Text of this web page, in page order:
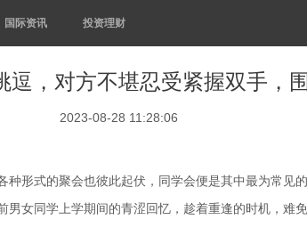
国际资讯 投资理财
逗，对方不堪忍受紧握双手，
2023-08-28 11:28:06
形式的聚会也彼此起伏，同学会便是其中最为常见的
女同学上学期间的青涩回忆，趁着重逢的时机，难